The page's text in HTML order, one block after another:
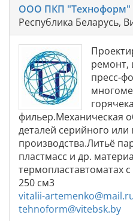
ООО ПКП "Техноформ"
Республика Беларусь,
ремонт,
пресс-
фильер.Механическая
деталей серийного
производства.Литьё
пластмасс и др.
термопластавтоматах
250 см3
vitalii-
tehnoform@vitebsk.by